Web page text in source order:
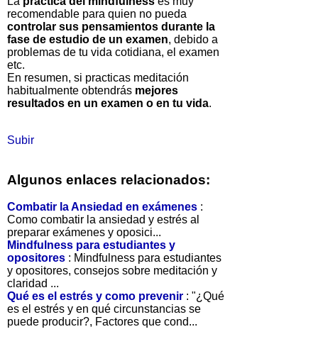
recomendable para quien no pueda
controlar sus pensamientos durante la
fase de estudio de un examen, debido a
problemas de tu vida cotidiana, el examen
etc.
En resumen, si practicas meditación
habitualmente obtendrás mejores
resultados en un examen o en tu vida.
Subir
Algunos enlaces relacionados:
Combatir la Ansiedad en exámenes :
Como combatir la ansiedad y estrés al
preparar exámenes y oposici...
Mindfulness para estudiantes y
opositores : Mindfulness para estudiantes
y opositores, consejos sobre meditación y
claridad ...
Qué es el estrés y como prevenir : "¿Qué
es el estrés y en qué circunstancias se
puede producir?, Factores que cond...